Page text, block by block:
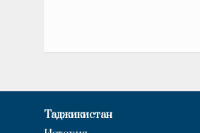
Таджикистан